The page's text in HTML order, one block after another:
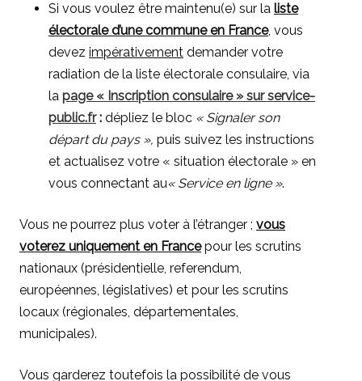
Si vous voulez être maintenu(e) sur la liste
électorale d’une commune en France, vous
devez impérativement demander votre
radiation de la liste électorale consulaire, via
la page « Inscription consulaire » sur service-
public.fr : dépliez le bloc « Signaler son
départ du pays », puis suivez les instructions
et actualisez votre « situation électorale » en
vous connectant au« Service en ligne ».
Vous ne pourrez plus voter à l’étranger ; vous
voterez uniquement en Francepour les scrutins
nationaux (présidentielle, referendum,
européennes, législatives) et pour les scrutins
locaux (régionales, départementales,
municipales).
Vous garderez toutefois la possibilité de vous